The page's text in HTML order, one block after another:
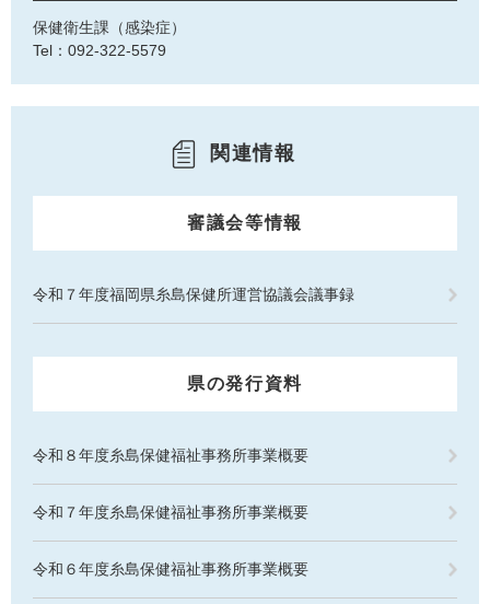
保健衛生課（感染症）
Tel：092-322-5579
関連情報
審議会等情報
令和７年度福岡県糸島保健所運営協議会議事録
県の発行資料
令和８年度糸島保健福祉事務所事業概要
令和７年度糸島保健福祉事務所事業概要
令和６年度糸島保健福祉事務所事業概要